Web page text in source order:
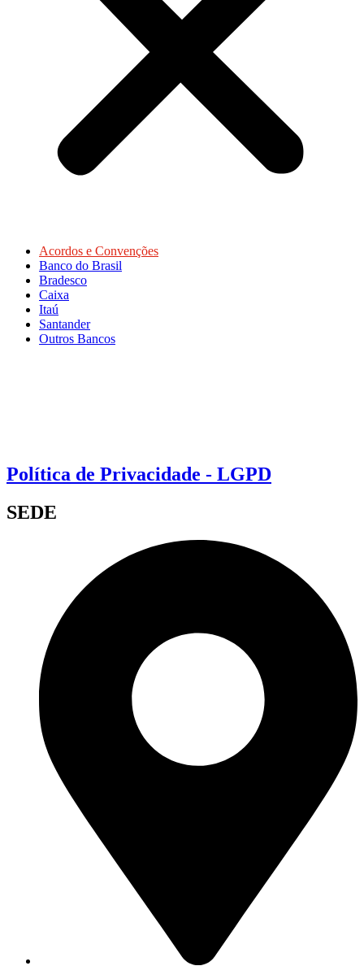
Acordos e Convenções
Banco do Brasil
Bradesco
Caixa
Itaú
Santander
Outros Bancos
Política de Privacidade - LGPD
SEDE